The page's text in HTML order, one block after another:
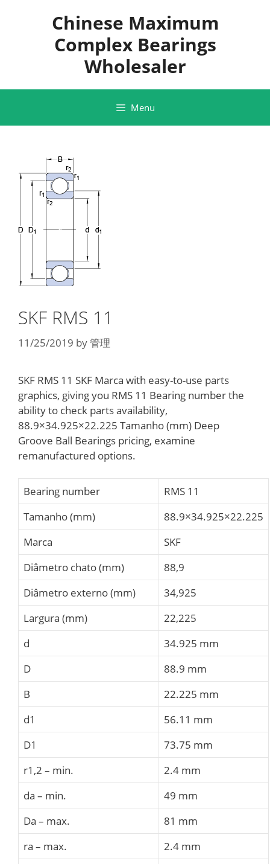
Chinese Maximum
Complex Bearings
Wholesaler
Menu
SKF RMS 11
11/25/2019 by管理
SKF RMS 11 SKF Marca with easy-to-use parts
graphics, giving you RMS 11 Bearing number the
ability to check parts availability,
88.9×34.925×22.225 Tamanho (mm) Deep
Groove Ball Bearings pricing, examine
remanufactured options.
Bearing number
RMS 11
Tamanho (mm)
88.9×34.925×22.225
Marca
SKF
Diâmetro chato (mm)
88,9
Diâmetro externo (mm)
34,925
Largura (mm)
22,225
d
34.925 mm
D
88.9 mm
B
22.225 mm
d1
56.11 mm
D1
73.75 mm
r1,2 – min.
2.4 mm
da – min.
49 mm
Da – max.
81 mm
ra – max.
2.4 mm